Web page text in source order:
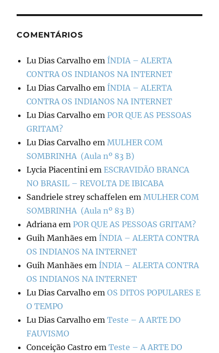
COMENTÁRIOS
Lu Dias Carvalho em ÍNDIA – ALERTA
CONTRA OS INDIANOS NA INTERNET
Lu Dias Carvalho em ÍNDIA – ALERTA
CONTRA OS INDIANOS NA INTERNET
Lu Dias Carvalho em POR QUE AS PESSOAS
GRITAM?
Lu Dias Carvalho em MULHER COM
SOMBRINHA (Aula nº 83 B)
Lycia Piacentini emESCRAVIDÃO BRANCA
NO BRASIL – REVOLTA DE IBICABA
Sandriele strey schaffelen em MULHER COM
SOMBRINHA (Aula nº 83 B)
Adriana em POR QUE AS PESSOAS GRITAM?
Guih Manhães em ÍNDIA – ALERTA CONTRA
OS INDIANOS NA INTERNET
Guih Manhães em ÍNDIA – ALERTA CONTRA
OS INDIANOS NA INTERNET
Lu Dias Carvalho emOS DITOS POPULARES E
O TEMPO
Lu Dias Carvalho emTeste – A ARTE DO
FAUVISMO
Conceição Castro emTeste – A ARTE DO